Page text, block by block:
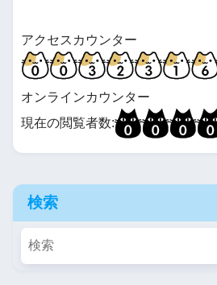
アクセスカウンター
オンラインカウンター
現在の閲覧者数:
検索